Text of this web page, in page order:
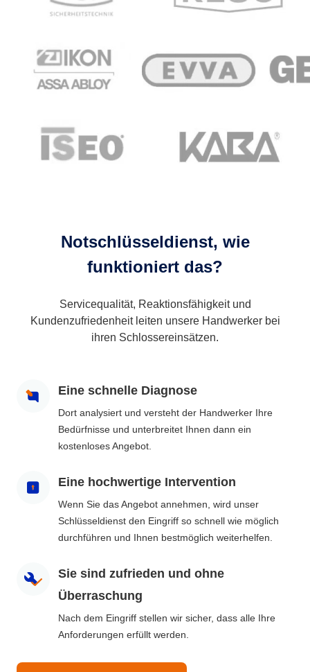
Notschlüsseldienst, wie
funktioniert das?
Servicequalität, Reaktionsfähigkeit und
Kundenzufriedenheit leiten unsere Handwerker bei
ihren Schlossereinsätzen.
Eine schnelle Diagnose
Dort analysiert und versteht der Handwerker Ihre
Bedürfnisse und unterbreitet Ihnen dann ein
kostenloses Angebot.
Eine hochwertige Intervention
Wenn Sie das Angebot annehmen, wird unser
Schlüsseldienst den Eingriff so schnell wie möglich
durchführen und Ihnen bestmöglich weiterhelfen.
Sie sind zufrieden und ohne
Überraschung
Nach dem Eingriff stellen wir sicher, dass alle Ihre
Anforderungen erfüllt werden.